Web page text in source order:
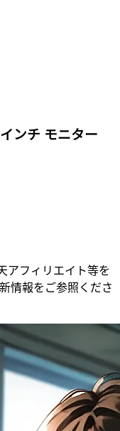
ンチ モニター
アフィリエイト等を
情報をご参照くださ